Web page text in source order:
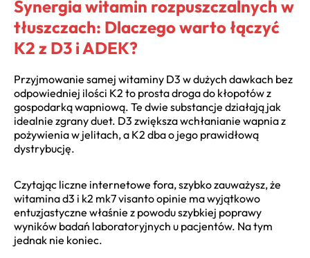
Synergia witamin rozpuszczalnych w
tłuszczach: Dlaczego warto łączyć
K2 z D3 i ADEK?
Przyjmowanie samej witaminy D3 w dużych dawkach bez
odpowiedniej ilości K2 to prosta droga do kłopotów z
gospodarką wapniową. Te dwie substancje działają jak
idealnie zgrany duet. D3 zwiększa wchłanianie wapnia z
pożywienia w jelitach, a K2 dba o jego prawidłową
dystrybucję.
Czytając liczne internetowe fora, szybko zauważysz, że
witamina d3 i k2 mk7 visanto opinie ma wyjątkowo
entuzjastyczne właśnie z powodu szybkiej poprawy
wyników badań laboratoryjnych u pacjentów. Na tym
jednak nie koniec.